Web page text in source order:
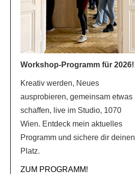
Workshop-Programm für 2026!
Kreativ werden, Neues
ausprobieren, gemeinsam etwas
schaffen, live im Studio, 1070
Wien. Entdeck mein aktuelles
Programm und sichere dir deinen
Platz.
ZUM PROGRAMM!